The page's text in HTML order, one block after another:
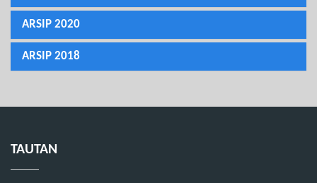
ARSIP 2020
ARSIP 2018
TAUTAN